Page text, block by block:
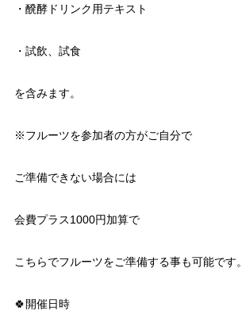
・醗酵ドリンク用テキスト
・試飲、試食
を含みます。
※フルーツを参加者の方がご自分で
ご準備できない場合には
会費プラス1000円加算で
こちらでフルーツをご準備する事も可能です。
🍀開催日時